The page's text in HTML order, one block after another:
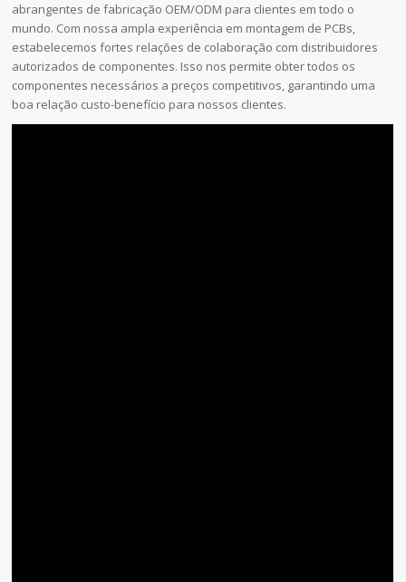
abrangentes de fabricação OEM/ODM para clientes em todo o
mundo. Com nossa ampla experiência em montagem de PCBs,
estabelecemos fortes relações de colaboração com distribuidores
autorizados de componentes. Isso nos permite obter todos os
componentes necessários a preços competitivos, garantindo uma
boa relação custo-benefício para nossos clientes.